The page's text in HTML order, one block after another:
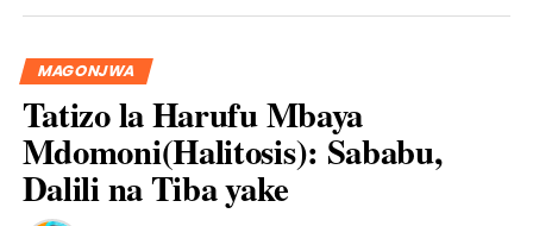
MAGONJWA
Tatizo la Harufu Mbaya
Mdomoni(Halitosis): Sababu,
Dalili na Tiba yake